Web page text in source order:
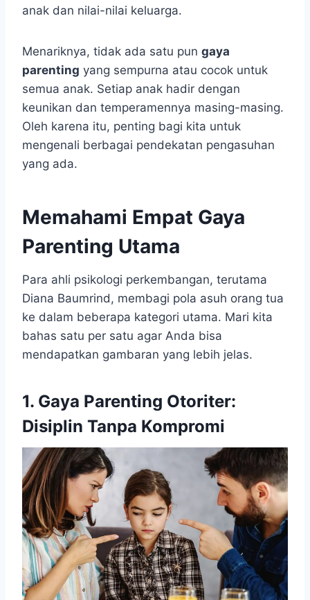
anak dan nilai-nilai keluarga.
Menariknya, tidak ada satu pun gaya
parenting yang sempurna atau cocok untuk
semua anak. Setiap anak hadir dengan
keunikan dan temperamennya masing-masing.
Oleh karena itu, penting bagi kita untuk
mengenali berbagai pendekatan pengasuhan
yang ada.
Memahami Empat Gaya
Parenting Utama
Para ahli psikologi perkembangan, terutama
Diana Baumrind, membagi pola asuh orang tua
ke dalam beberapa kategori utama. Mari kita
bahas satu per satu agar Anda bisa
mendapatkan gambaran yang lebih jelas.
1. Gaya Parenting Otoriter:
Disiplin Tanpa Kompromi